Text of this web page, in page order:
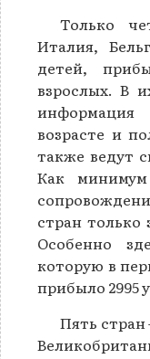
Только
Италия,
детей,
взрослых. В
возрасте и
также ведут
Как
стран только
Особенно
которую в
прибыло 2995
Пять